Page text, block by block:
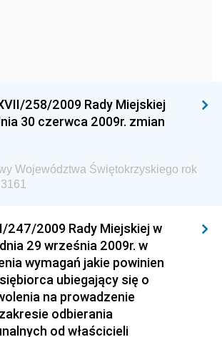
Ministra Pracy i Polityki
Urzędu Lotnictwa Cywilnego
Ministerstwa Hutnictwa i
Ministerstwa Zdrowia i Opieki
Ministerstwa Rolnictwa, Leśnictwa
258/2009 Rady Miejskiej
30 czerwca 2009r. zmian
Województwa Świętokrzyskiego rok
247/2009 Rady Miejskiej w
29 września 2009r. w
wymagań jakie powinien
ubiegający się o
na prowadzenie
odbierania
od właścicieli